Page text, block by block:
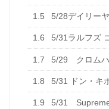
1.5 5/28デイリー
1.6 5/31ラルフズ
1.7 5/29 クロムハ
1.8 5/31 ドン・キ
1.9 5/31